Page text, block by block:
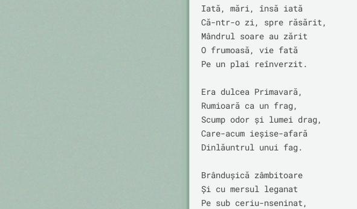
Iată, mări, însă iată
Că-ntr-o zi, spre răsărit,
Mândrul soare au zărit
O frumoasă, vie fată
Pe un plai reînverzit.
Era dulcea Primavară,
Rumioară ca un frag,
Scump odor și lumei drag,
Care-acum ieșise-afară
Dinlăuntrul unui fag.
Brândușică zâmbitoare
Și cu mersul leganat
Pe sub ceriu-nseninat,